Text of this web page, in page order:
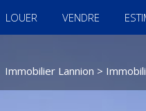
LOUER VENDRE
Immobilier Lannion >